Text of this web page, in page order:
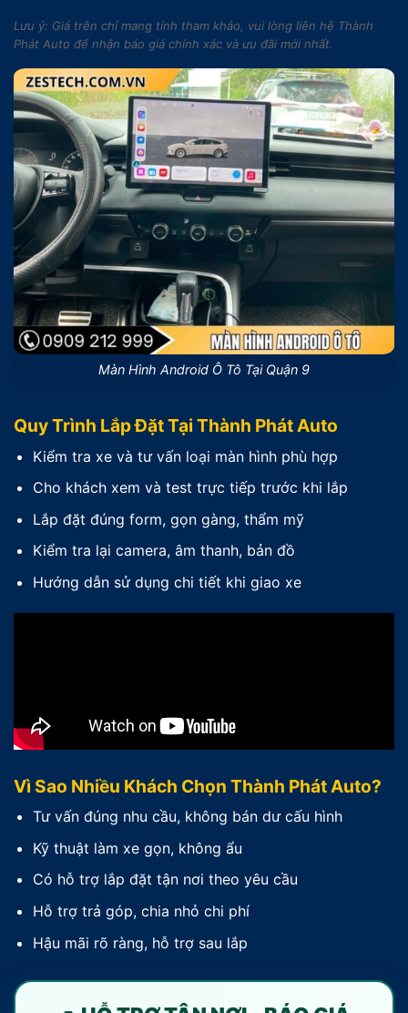
Lưu ý: Giá trên chỉ mang tính tham khảo, vui lòng liên hệ Thành
Phát Auto để nhận báo giá chính xác và ưu đãi mới nhất.
Màn Hình Android Ô Tô Tại Quận 9
Quy Trình Lắp Đặt Tại Thành Phát Auto
Kiểm tra xe và tư vấn loại màn hình phù hợp
Cho khách xem và test trực tiếp trước khi lắp
Lắp đặt đúng form, gọn gàng, thẩm mỹ
Kiểm tra lại camera, âm thanh, bản đồ
Hướng dẫn sử dụng chi tiết khi giao xe
Vì Sao Nhiều Khách Chọn Thành Phát Auto?
Tư vấn đúng nhu cầu, không bán dư cấu hình
Kỹ thuật làm xe gọn, không ẩu
Có hỗ trợ lắp đặt tận nơi theo yêu cầu
Hỗ trợ trả góp, chia nhỏ chi phí
Hậu mãi rõ ràng, hỗ trợ sau lắp